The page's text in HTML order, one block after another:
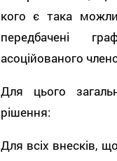
кого є така
передбачені
асоційованого
Для цього
рішення:
Для всіх внесків,